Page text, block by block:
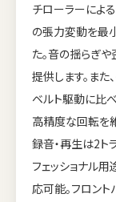
チローラーによ
の張力変動を最
た。音の揺らぎ
提供します。また
ベルト駆動に比
高精度な回転を
録音・再生は2ト
フェッショナル
応可能。フロン